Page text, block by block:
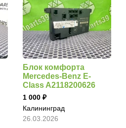
Блок комфорта
Mercedes-Benz E-
Class A2118200626
1 000
Калининград
26.03.2026